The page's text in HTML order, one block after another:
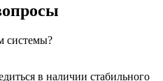
системы?
в наличии стабильного